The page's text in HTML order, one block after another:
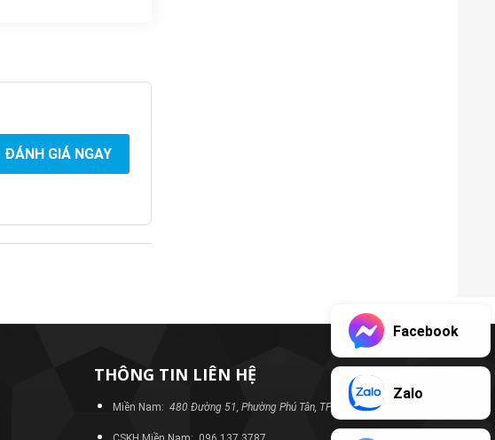
ĐÁNH GIÁ NGAY
THÔNG TIN LIÊN HỆ
Miền Nam: 480 Đường 51, Phường Phú Tân, TP Bình Dương
Facebook
Zalo